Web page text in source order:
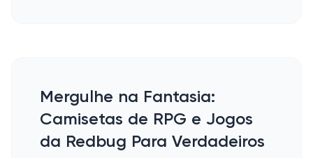
Mergulhe na Fantasia:
Camisetas de RPG e Jogos
da Redbug Para Verdadeiros